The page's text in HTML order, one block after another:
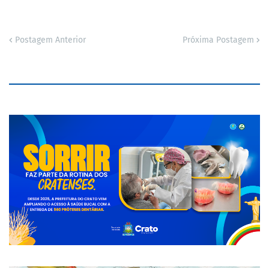
Postagem Anterior Próxima Postagem